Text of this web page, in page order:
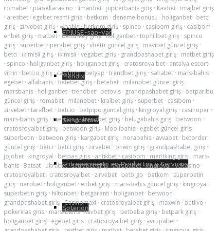
EPIUSE-sap-var
Mendix
ServiceNow
Entrenamiento en Productos y Servicios
Soterion
romabet · piabellacasino · limanbet · jupiterbahis giriş · Kavbet · imajbet giriş
· aresbet · egebet resmi giris · betkom · deneme bonusu · holiganbet · betci
giriş · zirvebet giriş · wbahis·betkom giriş · spinco · casibom giriş · casibom ·
enbet giriş · matbet · betturkey giriş·holiganbet · tophillbet giriş · spinco
giriş · süperbet · perabet giriş · vbettr güncel giriş · mavibet güncel giriş ·
betci · ikimisli giriş · ikimisli · vegabet giriş · grandpashabet giriş · matbet giriş
· spinco · holiganbet giriş · holiganbet giriş · cratosroyalbet · antalya escort
vitrin · betcio giriş ·casibom·betyap · trendbet giriş · sahabet · mars-bahis ·
egebet · alfabahis · betebet giriş · betebet · milanobet güncel giriş ·
marsbahis · holiganbet · trendbet · betovis · grandpashabet giriş · betparibu
güncel giriş · romabet · milanobet · kralbet giriş · superbet · casibom ·
zirvebet · tarafbet · betcio · betpipo güncel giriş · kingroyal giriş · casinoper ·
mars-bahis giriş · meritking·trendbet giriş · belugabahis giriş · betwoon ·
cratosroyalbet giriş · betwoon giriş · Mobilbahis · egebet güncel giris ·
süperbetin · betwoon giriş · kargabet giriş · norabahis · avvabet · betorder
güncel giriş · betci · betci giriş · zirvebet · onwin giriş · grandpashabet giriş ·
jojobet · kingroyal · betpas giriş · antikbet · casibom · meritking giriş · mars-
bahis · Betsat · ultrabet·setrabet giriş·avrupabet·kingroyal·vdcasino ·
cratosroyalbet · cratosroyalbet · zirvebet · betbigo · betkom · süperbetin
giriş · nerobet · holiganbet · enbet giriş · mars-bahis güncel giriş · kingroyal ·
superbetin giriş · hiltonbet · betgaranti · holiganbet · betwoon ·
grandpashabet giriş ·Casinomaxi · cratosroyalbet giriş · maxwin · betlivo ·
pokerklas giris · mars-bahis·kavbet giriş · betbaba giriş · betpark giriş ·
holiganbet giriş · egebet giris · cratosroyalbet giriş · avrupabet ·